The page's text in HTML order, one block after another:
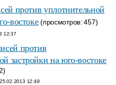
против уплотнительной
востоке(просмотров: 457)
12:37
против
застройки на юго-востоке
25.02.2013 12:49